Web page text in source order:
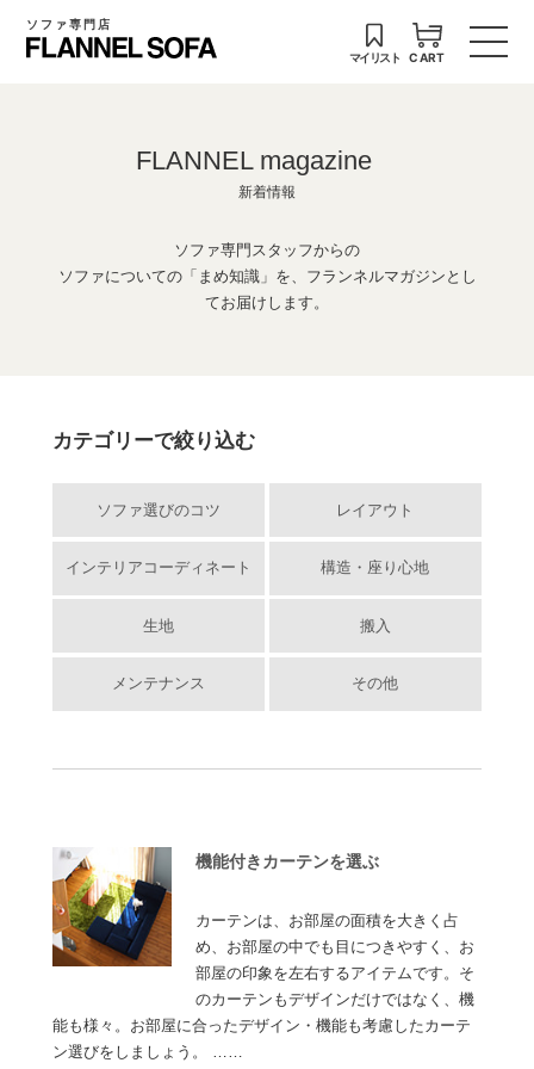
ソファ専門店
マイリスト CART
FLANNEL magazine
新着情報
ソファ専門スタッフからの
ソファについての「まめ知識」を、フランネルマガジンとし
てお届けします。
カテゴリーで絞り込む
ソファ選びのコツ レイアウト
インテリアコーディネート 構造・座り心地
生地 搬入
メンテナンス その他
機能付きカーテンを選ぶ
カーテンは、お部屋の面積を大きく占
め、お部屋の中でも目につきやすく、お
部屋の印象を左右するアイテムです。そ
のカーテンもデザインだけではなく、機
能も様々。お部屋に合ったデザイン・機能も考慮したカーテ
ン選びをしましょう。 ……